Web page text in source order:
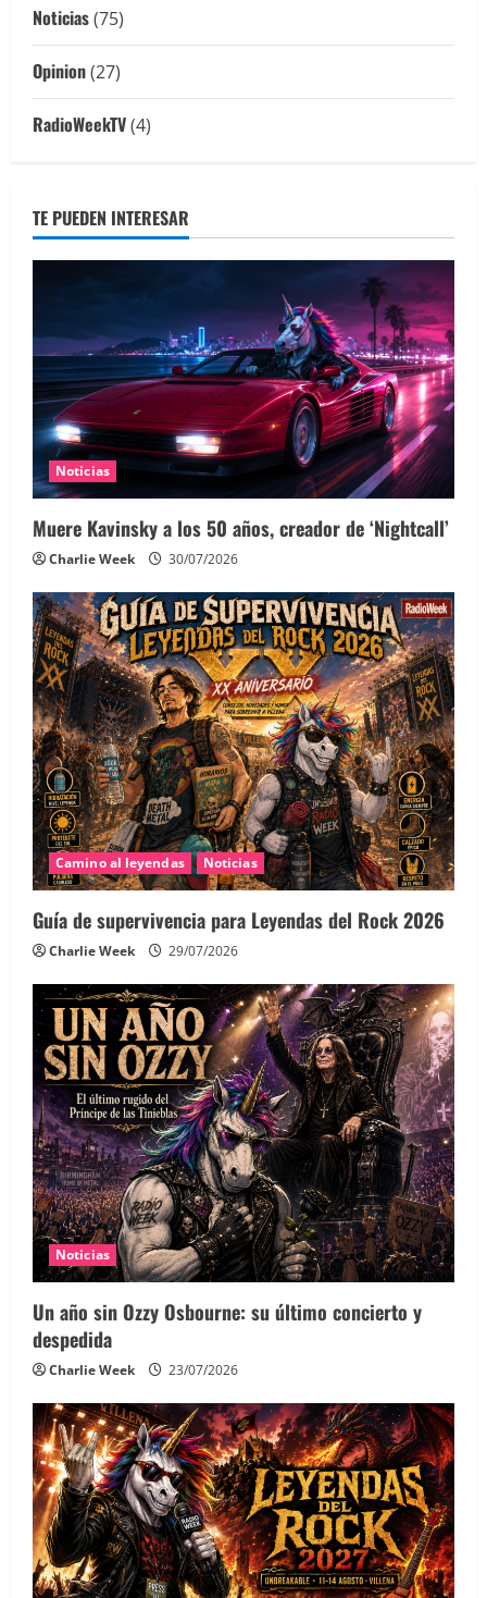
Noticias(75)
Opinion(27)
RadioWeekTV(4)
TE PUEDEN INTERESAR
Noticias
Muere Kavinsky a los 50 años, creador de ‘Nightcall’
Charlie Week 30/07/2026
Camino al leyendas Noticias
Guía de supervivencia para Leyendas del Rock 2026
Charlie Week 29/07/2026
Noticias
Un año sin Ozzy Osbourne: su último concierto y
despedida
Charlie Week 23/07/2026